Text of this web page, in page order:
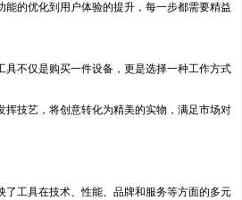
能的优化到用户体验的提升，每一步都需要精益
具不仅是购买一件设备，更是选择一种工作方式
挥技艺，将创意转化为精美的实物，满足市场对
了工具在技术、性能、品牌和服务等方面的多元